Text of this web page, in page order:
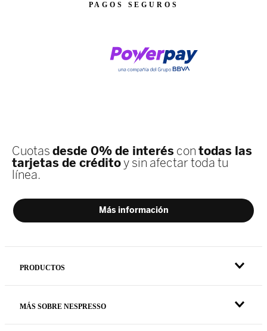
PAGOS SEGUROS
PRODUCTOS
MÁS SOBRE NESPRESSO